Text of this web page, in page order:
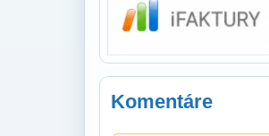
Komentáre